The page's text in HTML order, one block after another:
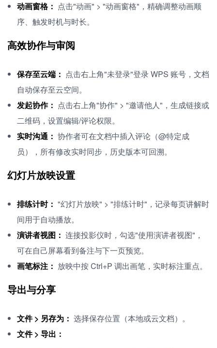
动画窗格： 点击"动画" > "动画窗格"，精确调整动画顺
序、触发时机与时长。
高效协作与审阅
保存至云端： 点击右上角"未登录"登录 WPS 账号，文档
自动保存至云空间。
发起协作： 点击右上角"协作" > "邀请他人"，生成链接或
二维码，设置编辑/评论权限。
实时沟通： 协作者可在文档中插入评论（@特定成
员），所有修改实时同步，历史版本可回溯。
幻灯片放映设置
排练计时： "幻灯片放映" > "排练计时"，记录每页讲解时
间用于自动播放。
演讲者视图： 连接投影仪时，勾选"使用演讲者视图"，
可在自己屏幕看到备注与下一页预览。
画笔标注： 放映中按 Ctrl+P 调出画笔，实时标注重点。
导出与分享
文件 > 另存为： 选择保存位置（本地或云文档）。
文件 > 导出：